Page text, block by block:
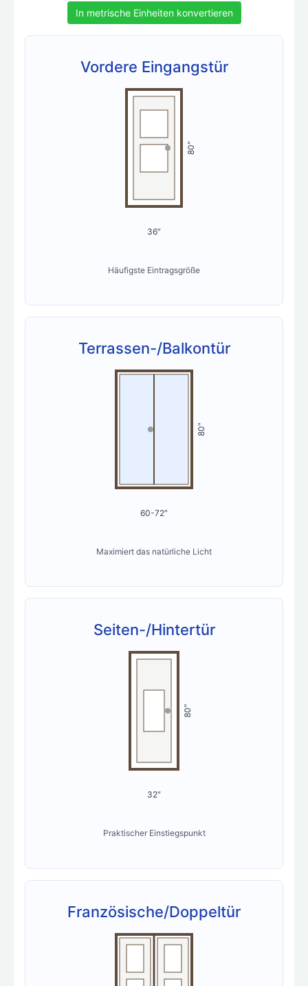
In metrische Einheiten konvertieren
Vordere Eingangstür
80″
36″
Häufigste Eintragsgröße
Terrassen-/Balkontür
80″
60-72″
Maximiert das natürliche Licht
Seiten-/Hintertür
80″
32″
Praktischer Einstiegspunkt
Französische/Doppeltür